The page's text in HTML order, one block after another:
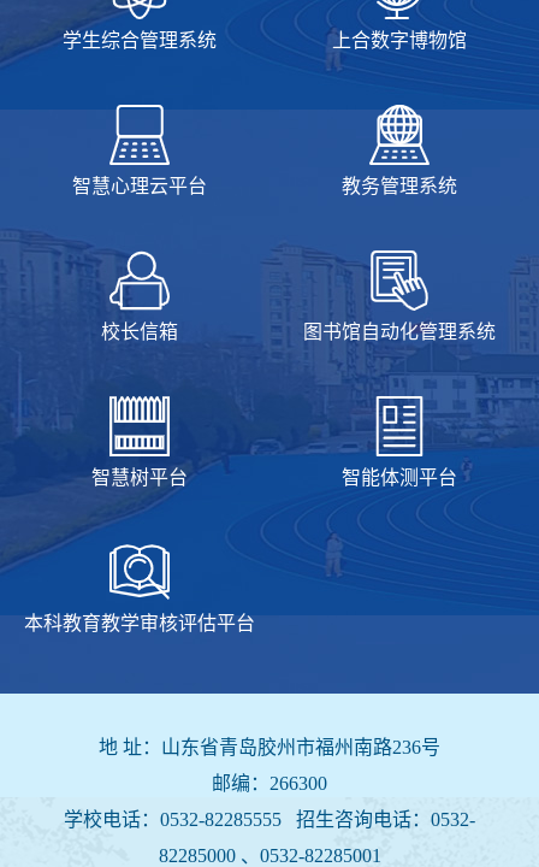
学生综合管理系统 上合数字博物馆
智慧心理云平台 教务管理系统
校长信箱 图书馆自动化管理系统
智慧树平台 智能体测平台
本科教育教学审核评估平台
地 址：山东省青岛胶州市福州南路236号
邮编：266300
学校电话：0532-82285555 招生咨询电话： 0532-
82285000 、0532-82285001